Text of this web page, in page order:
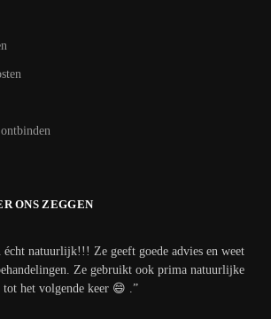
ONS ZEGGEN
écht natuurlijk!!! Ze geeft goede advies en weet
Ze gebruikt ook prima natuurlijke
tot het volgende keer 😄 .”